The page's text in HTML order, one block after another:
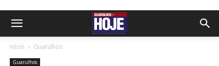
Início Guarulhos
Guarulhos